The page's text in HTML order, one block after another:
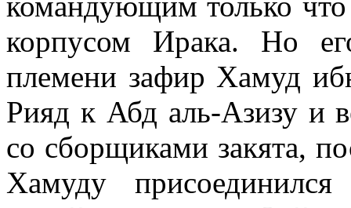
корпу­сом Ирака. Но
племени зафир Хамуд
Рияд к Абд аль-Азизу и
со сборщиками закята,
Хамуду